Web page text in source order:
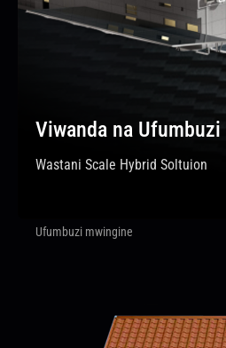
Viwanda na Ufumbuzi
Wastani Scale Hybrid Soltuion
Ufumbuzi mwingine